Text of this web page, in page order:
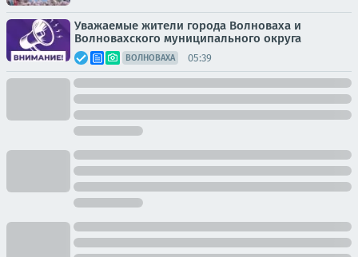
Уважаемые жители города Волноваха и
Волновахского муниципального округа
ВОЛНОВАХА 05:39